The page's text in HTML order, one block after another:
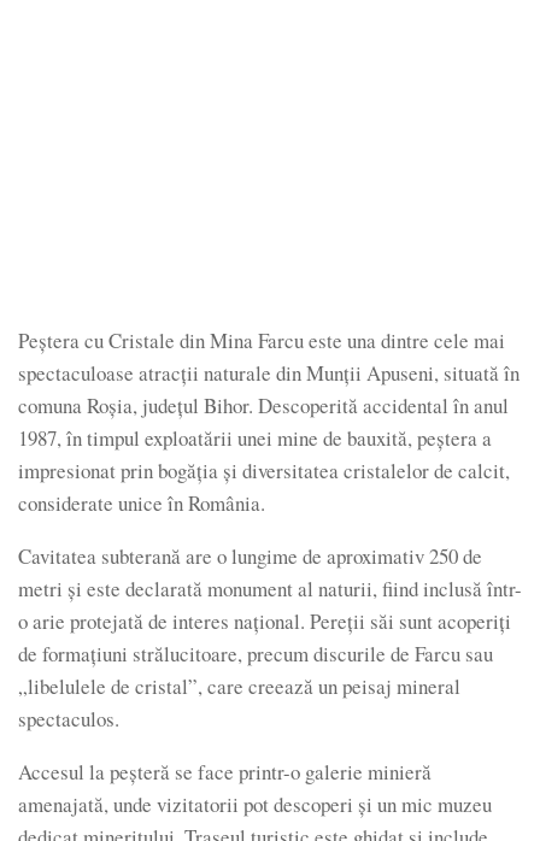
Peștera cu Cristale din Mina Farcu este una dintre cele mai
spectaculoase atracții naturale din Munții Apuseni, situată în
comuna Roșia, județul Bihor. Descoperită accidental în anul
1987, în timpul exploatării unei mine de bauxită, peștera a
impresionat prin bogăția și diversitatea cristalelor de calcit,
considerate unice în România.
Cavitatea subterană are o lungime de aproximativ 250 de
metri și este declarată monument al naturii, fiind inclusă într-
o arie protejată de interes național. Pereții săi sunt acoperiți
de formațiuni strălucitoare, precum discurile de Farcu sau
„libelulele de cristal”, care creează un peisaj mineral
spectaculos.
Accesul la peșteră se face printr-o galerie minieră
amenajată, unde vizitatorii pot descoperi și un mic muzeu